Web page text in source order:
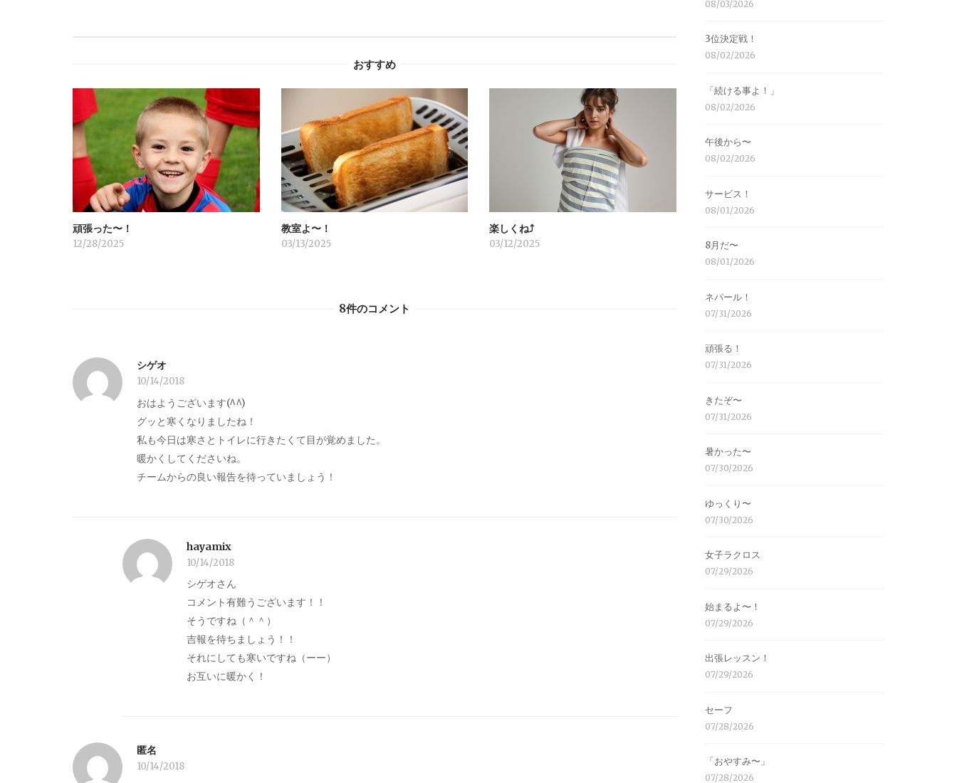
ゲ
ー
シ
ョ
ン
おすすめ
頑張った〜！
12/28/2025
教室よ〜！
03/13/2025
楽しくね⤴︎
03/12/2025
8件のコメント
シゲオ
10/14/2018
おはようございます(^^)
グッと寒くなりましたね！
私も今日は寒さとトイレに行きたくて目が覚めました。
暖かくしてくださいね。
チームからの良い報告を待っていましょう！
hayamix
10/14/2018
シゲオさん
コメント有難うございます！！
そうですね（＾＾）
吉報を待ちましょう！！
それにしても寒いですね（ーー）
お互いに暖かく！
匿名
10/14/2018
08/03/2026
3位決定戦！
08/02/2026
「続ける事よ！」
08/02/2026
午後から〜
08/02/2026
サービス！
08/01/2026
8月だ〜
08/01/2026
ネパール！
07/31/2026
頑張る！
07/31/2026
きたぞ〜
07/31/2026
暑かった〜
07/30/2026
ゆっくり〜
07/30/2026
女子ラクロス
07/29/2026
始まるよ〜！
07/29/2026
出張レッスン！
07/29/2026
セーフ
07/28/2026
「おやすみ〜」
07/28/2026